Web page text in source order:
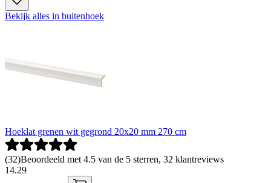
Bekijk alles in buitenhoek
Hoeklat grenen wit gegrond 20x20 mm 270 cm
(32)Beoordeeld met 4.5 van de 5 sterren, 32 klantreviews
14.29